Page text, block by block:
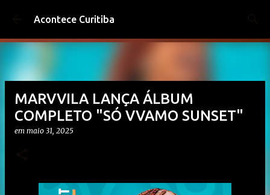
Pular para o conteúdo principal
Acontece Curitiba
MARVVILA LANÇA ÁLBUM
COMPLETO "SÓ VVAMO SUNSET"
em maio 31, 2025